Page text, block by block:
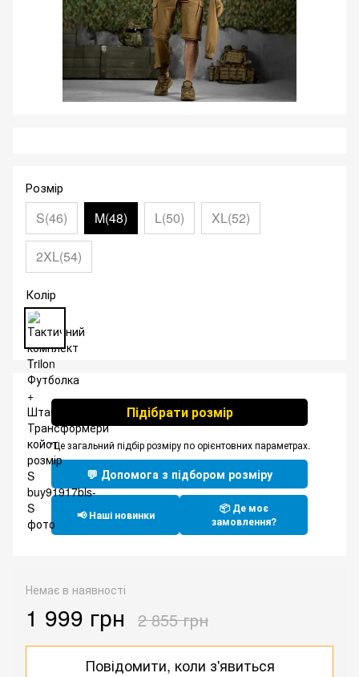
Розмір
S(46) M(48) L(50) XL(52)
2XL(54)
Колір
Підібрати розмір
*Це загальний підбір розміру по орієнтовних параметрах.
💬 Допомога з підбором розміру
📢 Наші новинки
📦 Де моє
замовлення?
Немає в наявності
1 999 грн 2 855 грн
Повідомити, коли з'явиться